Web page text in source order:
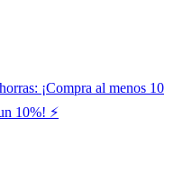
¡Compra al menos 10
10%! ⚡️